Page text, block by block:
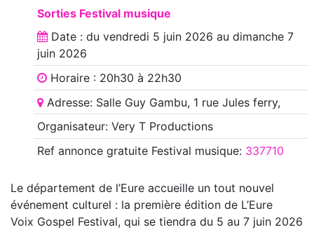
Sorties Festival musique
Date : du vendredi 5 juin 2026 au dimanche 7
juin 2026
Horaire : 20h30 à 22h30
Adresse: Salle Guy Gambu, 1 rue Jules ferry,
Organisateur: Very T Productions
Ref annoncegratuite Festival musique: 337710
Le département de l’Eure accueille un tout nouvel
événement culturel : la première édition de L’Eure
Voix Gospel Festival, qui se tiendra du 5 au 7 juin 2026